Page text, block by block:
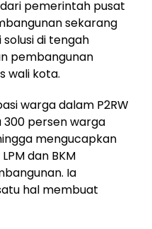
dari pemerintah pusat
sekarang
solusi di tengah
pembangunan
wali kota.
warga dalam P2RW
300 persen warga
mengucapkan
dan BKM
Ia
hal membuat